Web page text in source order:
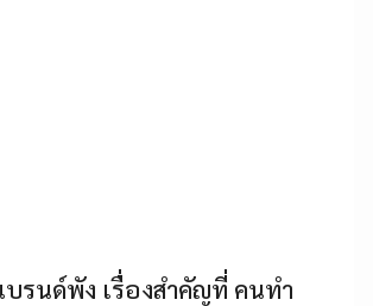
รนด์พัง เรื่องสำคัญที่ คนทำ